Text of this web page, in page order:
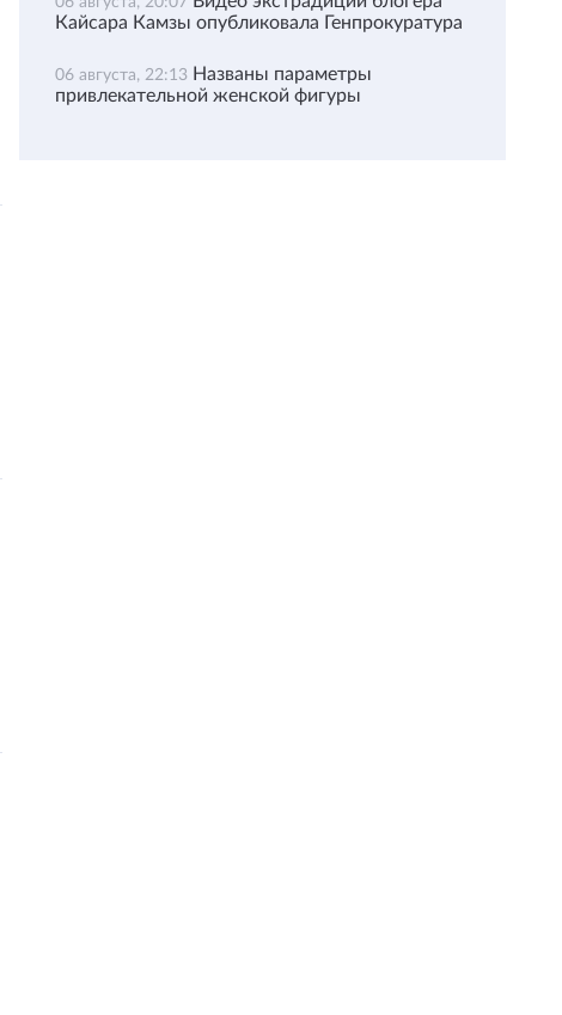
Кайсара Камзы опубликовала Генпрокуратура
06 августа, 22:13 Названы параметры
привлекательной женской фигуры